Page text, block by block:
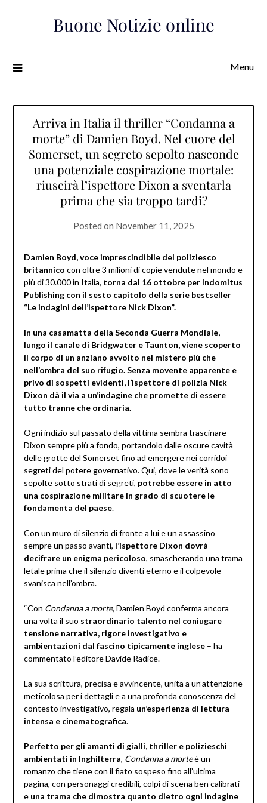
Buone Notizie online
Menu
Arriva in Italia il thriller “Condanna a
morte” di Damien Boyd. Nel cuore del
Somerset, un segreto sepolto nasconde
una potenziale cospirazione mortale:
riuscirà l’ispettore Dixon a sventarla
prima che sia troppo tardi?
Posted on November 11, 2025
Damien Boyd, voce imprescindibile del poliziesco
britannico con oltre 3 milioni di copie vendute nel mondo e
più di 30.000 in Italia, torna dal 16 ottobre per Indomitus
Publishing con il sesto capitolo della serie bestseller
“Le indagini dell’ispettore Nick Dixon”.
In una casamatta della Seconda Guerra Mondiale,
lungo il canale di Bridgwater e Taunton, viene scoperto
il corpo di un anziano avvolto nel mistero più che
nell’ombra del suo rifugio. Senza movente apparente e
privo di sospetti evidenti, l’ispettore di polizia Nick
Dixon dà il via a un’indagine che promette di essere
tutto tranne che ordinaria.
Ogni indizio sul passato della vittima sembra trascinare
Dixon sempre più a fondo, portandolo dalle oscure cavità
delle grotte del Somerset fino ad emergere nei corridoi
segreti del potere governativo. Qui, dove le verità sono
sepolte sotto strati di segreti, potrebbe essere in atto
una cospirazione militare in grado di scuotere le
fondamenta del paese.
Con un muro di silenzio di fronte a lui e un assassino
sempre un passo avanti, l’ispettore Dixon dovrà
decifrare un enigma pericoloso, smascherando una trama
letale prima che il silenzio diventi eterno e il colpevole
svanisca nell’ombra.
“Con Condanna a morte, Damien Boyd conferma ancora
una volta il suo straordinario talento nel coniugare
tensione narrativa, rigore investigativo e
ambientazioni dal fascino tipicamente inglese– ha
commentato l’editore Davide Radice.
La sua scrittura, precisa e avvincente, unita a un’attenzione
meticolosa per i dettagli e a una profonda conoscenza del
contesto investigativo, regala un’esperienza di lettura
intensa e cinematografica.
Perfetto per gli amanti di gialli, thriller e polizieschi
ambientati in Inghilterra, Condanna a morteè un
romanzo che tiene con il fiato sospeso fino all’ultima
pagina, con personaggi credibili, colpi di scena ben calibrati
e una trama che dimostra quanto dietro ogni indagine